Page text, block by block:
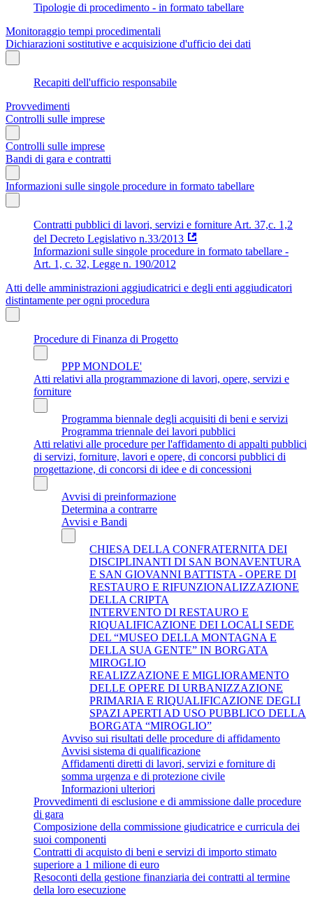
Tipologie di procedimento - in formato tabellare
Monitoraggio tempi procedimentali
Dichiarazioni sostitutive e acquisizione d'ufficio dei dati
Recapiti dell'ufficio responsabile
Provvedimenti
Controlli sulle imprese
Controlli sulle imprese
Bandi di gara e contratti
Informazioni sulle singole procedure in formato tabellare
Contratti pubblici di lavori, servizi e forniture Art. 37,c. 1,2
del Decreto Legislativo n.33/2013
Informazioni sulle singole procedure in formato tabellare -
Art. 1, c. 32, Legge n. 190/2012
Atti delle amministrazioni aggiudicatrici e degli enti aggiudicatori
distintamente per ogni procedura
Procedure di Finanza di Progetto
PPP MONDOLE'
Atti relativi alla programmazione di lavori, opere, servizi e
forniture
Programma biennale degli acquisiti di beni e servizi
Programma triennale dei lavori pubblici
Atti relativi alle procedure per l'affidamento di appalti pubblici
di servizi, forniture, lavori e opere, di concorsi pubblici di
progettazione, di concorsi di idee e di concessioni
Avvisi di preinformazione
Determina a contrarre
Avvisi e Bandi
CHIESA DELLA CONFRATERNITA DEI
DISCIPLINANTI DI SAN BONAVENTURA
E SAN GIOVANNI BATTISTA - OPERE DI
RESTAURO E RIFUNZIONALIZZAZIONE
DELLA CRIPTA
INTERVENTO DI RESTAURO E
RIQUALIFICAZIONE DEI LOCALI SEDE
DEL “MUSEO DELLA MONTAGNA E
DELLA SUA GENTE” IN BORGATA
MIROGLIO
REALIZZAZIONE E MIGLIORAMENTO
DELLE OPERE DI URBANIZZAZIONE
PRIMARIA E RIQUALIFICAZIONE DEGLI
SPAZI APERTI AD USO PUBBLICO DELLA
BORGATA “MIROGLIO”
Avviso sui risultati delle procedure di affidamento
Avvisi sistema di qualificazione
Affidamenti diretti di lavori, servizi e forniture di
somma urgenza e di protezione civile
Informazioni ulteriori
Provvedimenti di esclusione e di ammissione dalle procedure
di gara
Composizione della commissione giudicatrice e curricula dei
suoi componenti
Contratti di acquisto di beni e servizi di importo stimato
superiore a 1 milione di euro
Resoconti della gestione finanziaria dei contratti al termine
della loro esecuzione